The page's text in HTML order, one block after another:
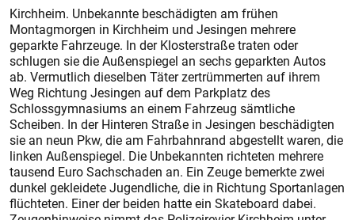
Kirchheim. Unbekannte beschädigten am frühen
Montagmorgen in Kirchheim und Jesingen mehrere
geparkte Fahrzeuge. In der Klosterstraße traten oder
schlugen sie die Außenspiegel an sechs geparkten Autos
ab. Vermutlich dieselben Täter zertrümmerten auf ihrem
Weg Richtung Jesingen auf dem Parkplatz des
Schlossgymnasiums an einem Fahrzeug sämtliche
Scheiben. In der Hinteren Straße in Jesingen beschädigten
sie an neun Pkw, die am Fahrbahnrand abgestellt waren, die
linken Außenspiegel. Die Unbekannten richteten mehrere
tausend Euro Sachschaden an. Ein Zeuge bemerkte zwei
dunkel gekleidete Jugendliche, die in Richtung Sportanlagen
flüchteten. Einer der beiden hatte ein Skateboard dabei.